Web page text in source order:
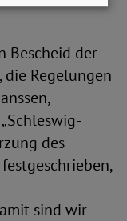
Bescheid der
Regelungen
des
sind wir